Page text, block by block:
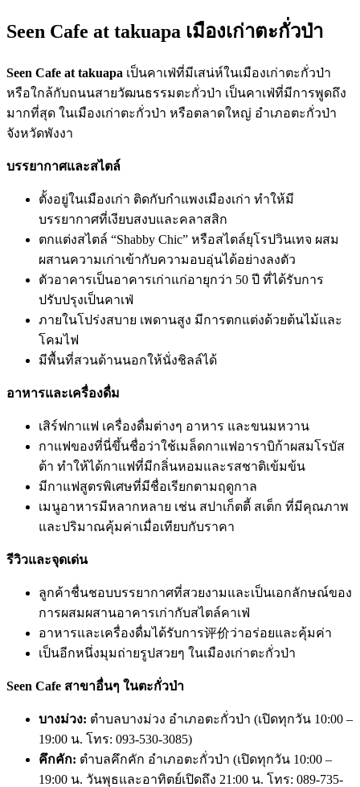
Seen Cafe at takuapa เมืองเก่าตะกั่วป่า
Seen Cafe at takuapa เป็นคาเฟ่ที่มีเสน่ห์ในเมืองเก่าตะกั่วป่า
หรือใกล้กับถนนสายวัฒนธรรมตะกั่วป่า เป็นคาเฟ่ที่มีการพูดถึง
มากที่สุด ในเมืองเก่าตะกั่วป่า หรือตลาดใหญ่ อำเภอตะกั่วป่า
จังหวัดพังงา
บรรยากาศและสไตล์
ตั้งอยู่ในเมืองเก่า ติดกับกำแพงเมืองเก่า ทำให้มี
บรรยากาศที่เงียบสงบและคลาสสิก
ตกแต่งสไตล์ “Shabby Chic” หรือสไตล์ยุโรปวินเทจ ผสม
ผสานความเก่าเข้ากับความอบอุ่นได้อย่างลงตัว
ตัวอาคารเป็นอาคารเก่าแก่อายุกว่า 50 ปี ที่ได้รับการ
ปรับปรุงเป็นคาเฟ่
ภายในโปร่งสบาย เพดานสูง มีการตกแต่งด้วยต้นไม้และ
โคมไฟ
มีพื้นที่สวนด้านนอกให้นั่งชิลล์ได้
อาหารและเครื่องดื่ม
เสิร์ฟกาแฟ เครื่องดื่มต่างๆ อาหาร และขนมหวาน
กาแฟของที่นี่ขึ้นชื่อว่าใช้เมล็ดกาแฟอาราบิก้าผสมโรบัส
ต้า ทำให้ได้กาแฟที่มีกลิ่นหอมและรสชาติเข้มข้น
มีกาแฟสูตรพิเศษที่มีชื่อเรียกตามฤดูกาล
เมนูอาหารมีหลากหลาย เช่น สปาเก็ตตี้ สเต็ก ที่มีคุณภาพ
และปริมาณคุ้มค่าเมื่อเทียบกับราคา
รีวิวและจุดเด่น
ลูกค้าชื่นชอบบรรยากาศที่สวยงามและเป็นเอกลักษณ์ของ
การผสมผสานอาคารเก่ากับสไตล์คาเฟ่
อาหารและเครื่องดื่มได้รับการ评价ว่าอร่อยและคุ้มค่า
เป็นอีกหนึ่งมุมถ่ายรูปสวยๆ ในเมืองเก่าตะกั่วป่า
Seen Cafe สาขาอื่นๆ ในตะกั่วป่า
บางม่วง: ตำบลบางม่วง อำเภอตะกั่วป่า (เปิดทุกวัน 10:00 –
19:00 น. โทร: 093-530-3085)
คึกคัก: ตำบลคึกคัก อำเภอตะกั่วป่า (เปิดทุกวัน 10:00 –
19:00 น. วันพุธและอาทิตย์เปิดถึง 21:00 น. โทร: 089-735-